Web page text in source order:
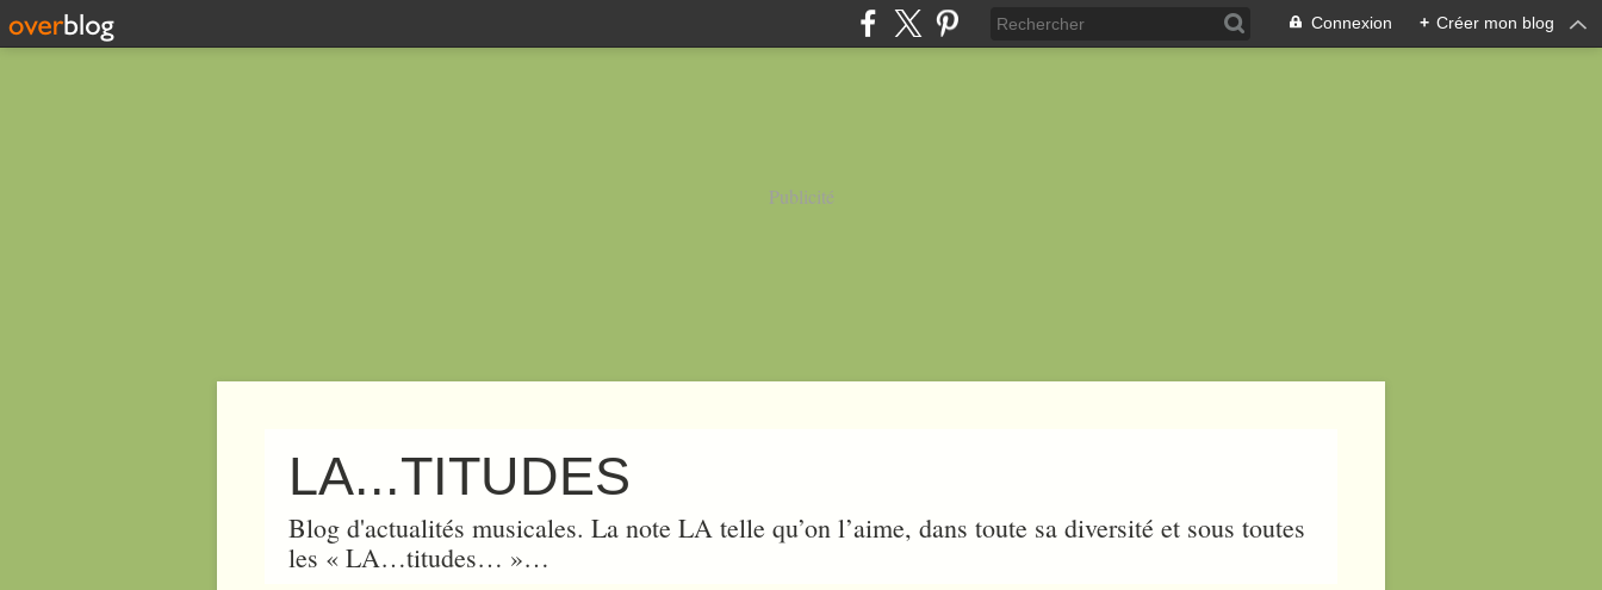
Connexion + Créer mon blog
Publicité
LA...TITUDES
Blog d'actualités musicales. La note LA telle qu’on l’aime, dans toute sa diversité et sous toutes
les « LA…titudes… »…